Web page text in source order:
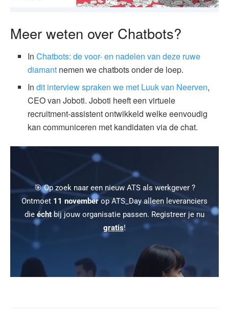
Meer weten over Chatbots?
InChatbots: de voor- en nadelen van deze ruwe
diamant nemen we chatbots onder de loep.
Indit interview spraken we met Luuk van Neerven,
CEO van Joboti. Joboti heeft een virtuele
recruitment-assistent ontwikkeld welke eenvoudig
kan communiceren met kandidaten via de chat.
🎯 Op zoek naar een nieuw ATS als werkgever ?
Ontmoet 11 novemberop ATS_Day alleen leveranciers
die écht bij jouw organisatie passen. Registreer je nu
gratis!